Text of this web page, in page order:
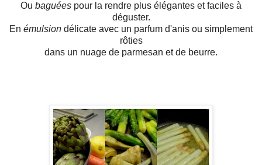
Ou baguées pour la rendre plus élégantes et faciles à
déguster.
En émulsion délicate avec un parfum d'anis ou simplement
rôties
dans un nuage de parmesan et de beurre.